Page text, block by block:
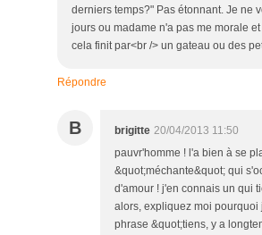
derniers temps?" Pas étonnant. Je ne
jours ou madame n'a pas me morale
cela finit par<br /> un gateau ou des
Répondre
B brigitte 20/04/2013 11:50
pauvr'homme ! l'a bien à se
&quot;méchante&quot; qui
d'amour ! j'en connais un qui
alors, expliquez moi pourquoi
phrase &quot;tiens, y a